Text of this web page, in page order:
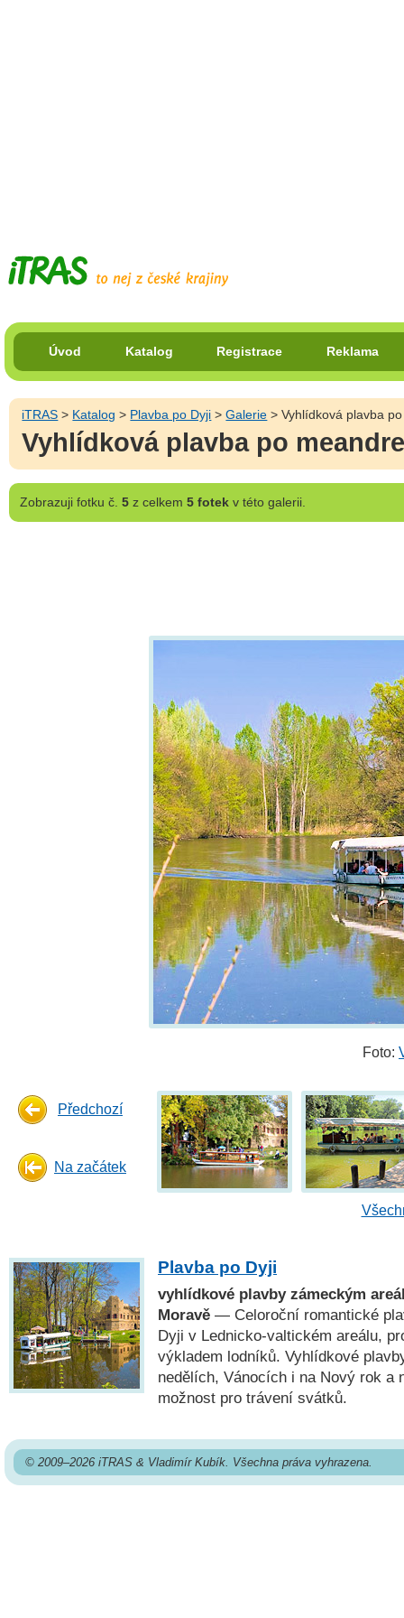
Úvod Katalog Registrace Reklama
iTRAS > Katalog > Plavba po Dyji >Galerie > Vyhlídková plavba
Vyhlídková plavba po
Zobrazujifotku č. 5z celkem 5 fotekv této galerii.
Foto:
Předchozí
Na začátek
Plavba po Dyji
vyhlídkové plavby zámeckým
Moravě — Celoroční romantické
Dyji v Lednicko-valtickém areálu,
výkladem lodníků. Vyhlídkové
nedělích, Vánocích i na Nový rok a
možnost pro trávení svátků.
© 2009–2026 iTRAS & Vladimír Kubík. Všechna práva vyhrazena.